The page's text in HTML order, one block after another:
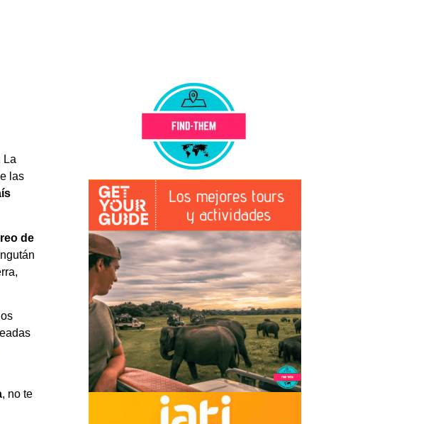
La
las
de
, no te